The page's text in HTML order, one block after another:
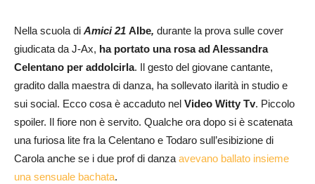
Nella scuola di Amici 21 Albe, durante la prova sulle cover
giudicata da J-Ax, ha portato una rosa ad Alessandra
Celentano per addolcirla. Il gesto del giovane cantante,
gradito dalla maestra di danza, ha sollevato ilarità in studio e
sui social. Ecco cosa è accaduto nel Video Witty Tv. Piccolo
spoiler. Il fiore non è servito. Qualche ora dopo si è scatenata
una furiosa lite fra la Celentano e Todaro sull’esibizione di
Carola anche se i due prof di danzaavevano ballato insieme
una sensuale bachata.